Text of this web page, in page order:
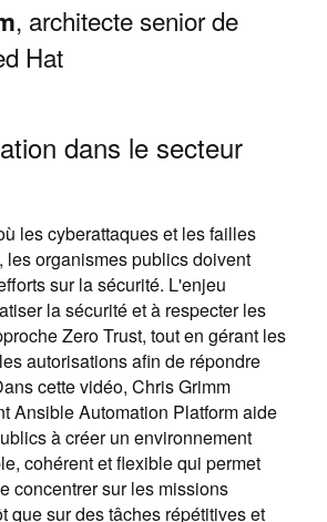
, architecte senior de
Hat
dans le secteur
les cyberattaques et les failles
les organismes publics doivent
sur la sécurité. L'enjeu
la sécurité et à respecter les
Zero Trust, tout en gérant les
autorisations afin de répondre
cette vidéo, Chris Grimm
Ansible Automation Platform aide
à créer un environnement
cohérent et flexible qui permet
concentrer sur les missions
que sur des tâches répétitives et